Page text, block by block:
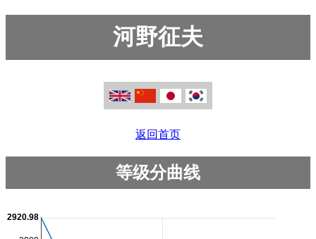
河野征夫
返回首页
等级分曲线
2920.98